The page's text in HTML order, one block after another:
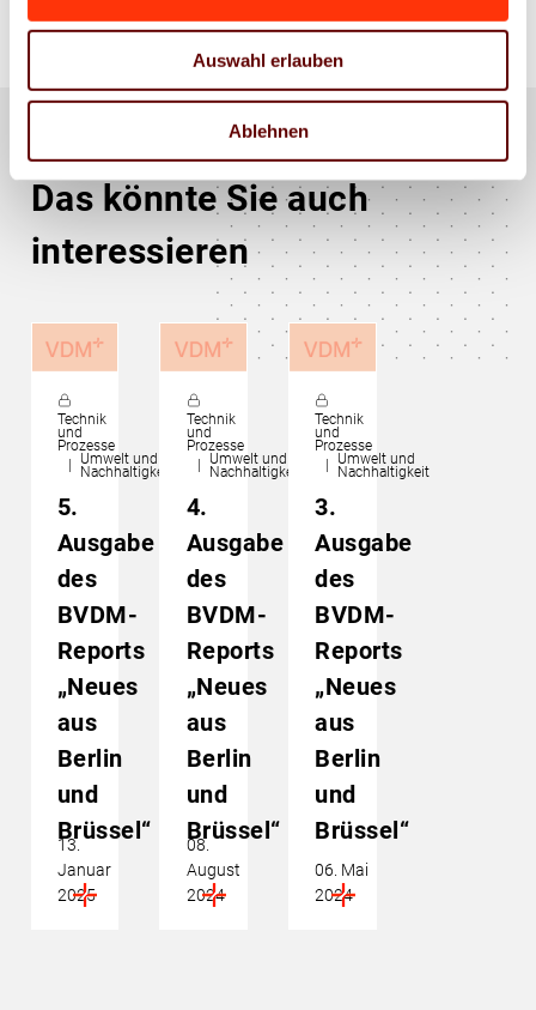
Auswahl erlauben
Ablehnen
Das könnte Sie auch
interessieren
Technik
und
Prozesse
Umwelt und
Nachhaltigkeit
5.
Ausgabe
des
BVDM-
Reports
„Neues
aus
Berlin
und
Brüssel“
13.
Januar
2025
Technik
und
Prozesse
Umwelt und
Nachhaltigkeit
4.
Ausgabe
des
BVDM-
Reports
„Neues
aus
Berlin
und
Brüssel“
08.
August
2024
Technik
und
Prozesse
Umwelt und
Nachhaltigkeit
3.
Ausgabe
des
BVDM-
Reports
„Neues
aus
Berlin
und
Brüssel“
06. Mai
2024